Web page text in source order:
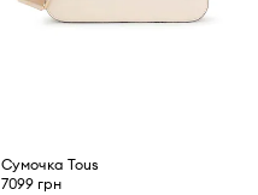
Сумочка Tous
7099 грн